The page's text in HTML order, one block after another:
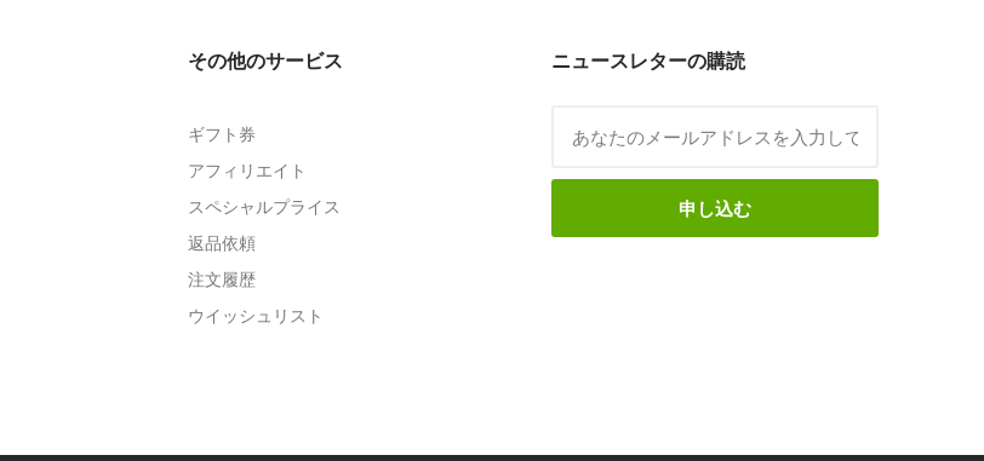
その他のサービス
ギフト券
アフィリエイト
スペシャルプライス
返品依頼
注文履歴
ウイッシュリスト
ニュースレターの購読
申し込む